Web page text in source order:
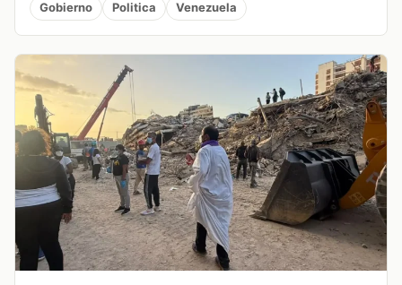
Gobierno Politica Venezuela